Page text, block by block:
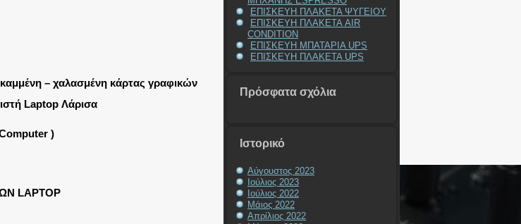
– χαλασμένη κάρτας γραφικών
Laptop Λάρισα
)
LAPTOP
ΕΠΙΣΚΕΥΗ ΠΛΑΚΕΤΑ ΨΥΓΕΙΟΥ
ΕΠΙΣΚΕΥΗ ΠΛΑΚΕΤΑ AIR
CONDITION
ΕΠΙΣΚΕΥΗ ΜΠΑΤΑΡΙΑ UPS
ΕΠΙΣΚΕΥΗ ΠΛΑΚΕΤΑ UPS
Πρόσφατα σχόλια
Ιστορικό
Αύγουστος 2023
Ιούλιος 2023
Ιούλιος 2022
Μάιος 2022
Απρίλιος 2022